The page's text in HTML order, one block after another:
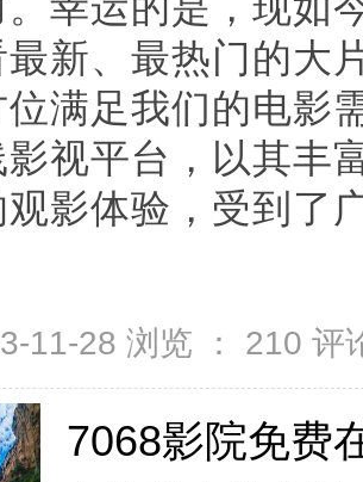
新、最热门的大
满足我们的电影
视平台，以其丰
影体验，受到了
11-28 浏览 ： 210 评
7068影院免费